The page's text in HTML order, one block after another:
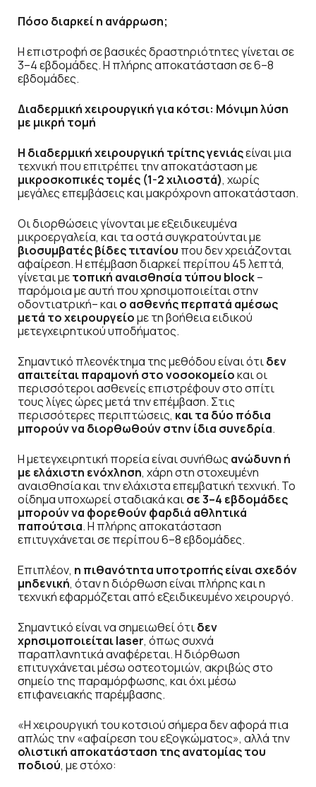
Πόσο διαρκεί η ανάρρωση;
Η επιστροφή σε βασικές δραστηριότητες γίνεται σε
3–4 εβδομάδες. Η πλήρης αποκατάσταση σε 6–8
εβδομάδες.
Διαδερμική χειρουργική για κότσι: Μόνιμη λύση
με μικρή τομή
Η διαδερμική χειρουργική τρίτης γενιάςείναι μια
τεχνική που επιτρέπει την αποκατάσταση με
μικροσκοπικές τομές (1-2 χιλιοστά), χωρίς
μεγάλες επεμβάσεις και μακρόχρονη αποκατάσταση.
Οι διορθώσεις γίνονται με εξειδικευμένα
μικροεργαλεία, και τα οστά συγκρατούνται με
βιοσυμβατές βίδες τιτανίου που δεν χρειάζονται
αφαίρεση. Η επέμβαση διαρκεί περίπου 45 λεπτά,
γίνεται μετοπική αναισθησία τύπου block–
παρόμοια με αυτή που χρησιμοποιείται στην
οδοντιατρική– καιο ασθενής περπατά αμέσως
μετά το χειρουργείομε τη βοήθεια ειδικού
μετεγχειρητικού υποδήματος.
Σημαντικό πλεονέκτημα της μεθόδου είναι ότιδεν
απαιτείται παραμονή στο νοσοκομείοκαι οι
περισσότεροι ασθενείς επιστρέφουν στο σπίτι
τους λίγες ώρες μετά την επέμβαση. Στις
περισσότερες περιπτώσεις, και τα δύο πόδια
μπορούν να διορθωθούν στην ίδια συνεδρία.
Η μετεγχειρητική πορεία είναι συνήθως ανώδυνη ή
με ελάχιστη ενόχληση, χάρη στη στοχευμένη
αναισθησία και την ελάχιστα επεμβατική τεχνική. Το
οίδημα υποχωρεί σταδιακά καισε 3–4 εβδομάδες
μπορούν να φορεθούν φαρδιά αθλητικά
παπούτσια. Η πλήρης αποκατάσταση
επιτυγχάνεται σε περίπου 6–8 εβδομάδες.
Επιπλέον, η πιθανότητα υποτροπής είναι σχεδόν
μηδενική, όταν η διόρθωση είναι πλήρης και η
τεχνική εφαρμόζεται από εξειδικευμένο χειρουργό.
Σημαντικό είναι να σημειωθεί ότιδεν
χρησιμοποιείται laser, όπως συχνά
παραπλανητικά αναφέρεται. Η διόρθωση
επιτυγχάνεται μέσω οστεοτομιών, ακριβώς στο
σημείο της παραμόρφωσης, και όχι μέσω
επιφανειακής παρέμβασης.
«Η χειρουργική του κοτσιού σήμερα δεν αφορά πια
απλώς την «αφαίρεση του εξογκώματος», αλλά την
ολιστική αποκατάσταση της ανατομίας του
ποδιού, με στόχο: